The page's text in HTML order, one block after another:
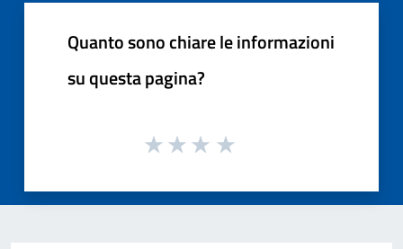
Quanto sono chiare le informazioni
su questa pagina?